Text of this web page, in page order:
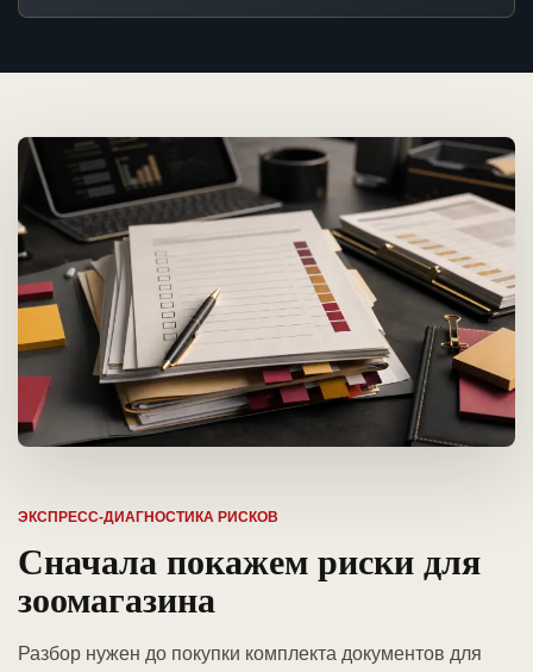
ЭКСПРЕСС-ДИАГНОСТИКА РИСКОВ
Сначала покажем риски для
зоомагазина
Разбор нужен до покупки комплекта документов для